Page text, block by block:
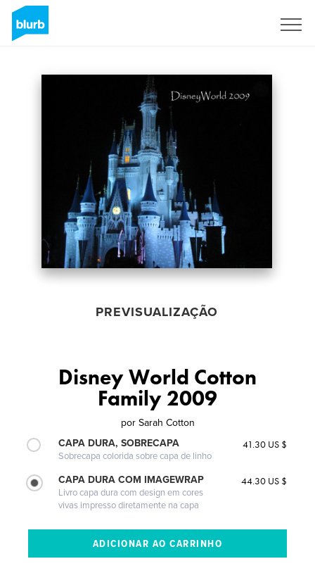
PREVISUALIZAÇÃO
Disney World Cotton
Family 2009
por Sarah Cotton
CAPA DURA, SOBRECAPA
Sobrecapa colorida sobre capa de linho
41.30 US $
CAPA DURA COM IMAGEWRAP
Livro capa dura com design em cores
vivas impresso diretamente na capa
44.30 US $